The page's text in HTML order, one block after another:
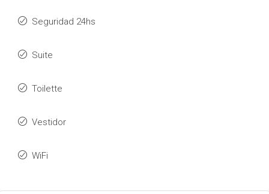
Seguridad 24hs
Suite
Toilette
Vestidor
WiFi